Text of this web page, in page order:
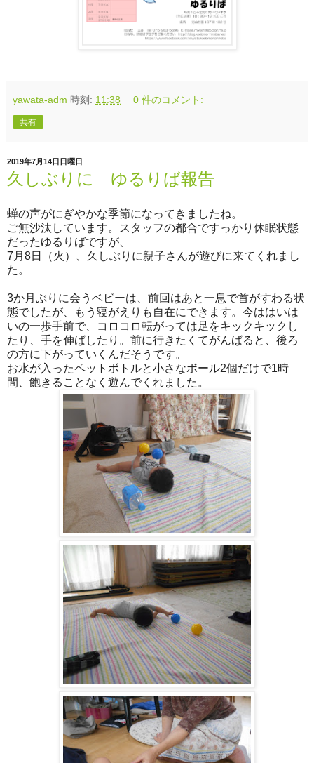
yawata-adm 時刻: 11:38 0 件のコメント:
共有
2019年7月14日日曜日
久しぶりに ゆるりば報告
蝉の声がにぎやかな季節になってきましたね。
ご無沙汰しています。スタッフの都合ですっかり休眠状態
だったゆるりばですが、
7月8日（火）、久しぶりに親子さんが遊びに来てくれまし
た。
3か月ぶりに会うベビーは、前回はあと一息で首がすわる状
態でしたが、もう寝がえりも自在にできます。今ははいは
いの一歩手前で、コロコロ転がっては足をキックキックし
たり、手を伸ばしたり。前に行きたくてがんばると、後ろ
の方に下がっていくんだそうです。
お水が入ったペットボトルと小さなボール2個だけで1時
間、飽きることなく遊んでくれました。